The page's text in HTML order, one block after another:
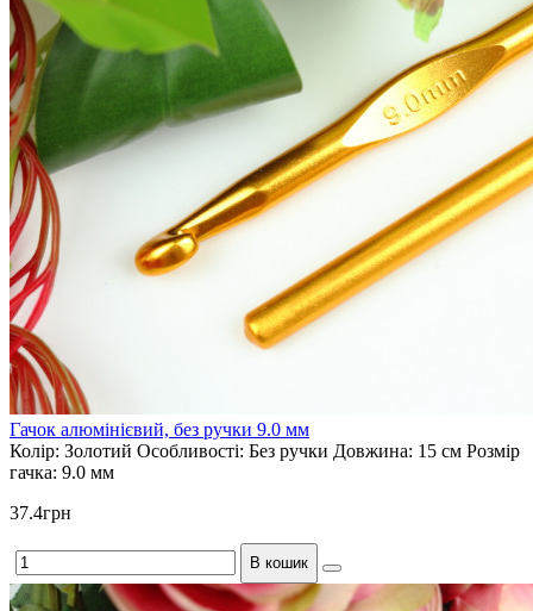
Гачок алюмінієвий, без ручки 9.0 мм
Колір: Золотий Особливості: Без ручки Довжина: 15 см Розмір
гачка: 9.0 мм
37.4грн
В кошик